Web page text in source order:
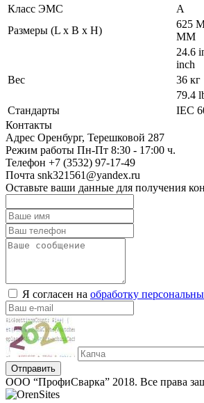
Класс ЭМС
A
Размеры (L x B x H)
625
MM
24.6
inch
Вес
36 кг
79.4
Стандарты
IEC
Контакты
Адрес Оренбург, Терешковой 287
Режим работы Пн-Пт 8:30 - 17:00 ч.
Телефон +7 (3532) 97-17-49
Почта snk321561@yandex.ru
Оставьте ваши данные для получения
Я согласен на обработку
Отправить
ООО “ПрофиСварка” 2018. Все права